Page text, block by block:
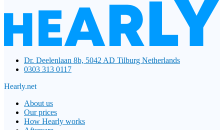
Dr. Deelenlaan 8b, 5042 AD Tilburg Netherlands
0303 313 0117
Hearly.net
About us
Our prices
How Hearly works